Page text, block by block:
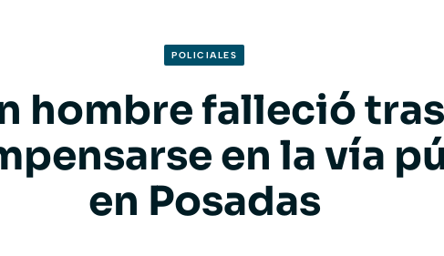
POLICIALES
hombre falleció tras
en la vía
en Posadas